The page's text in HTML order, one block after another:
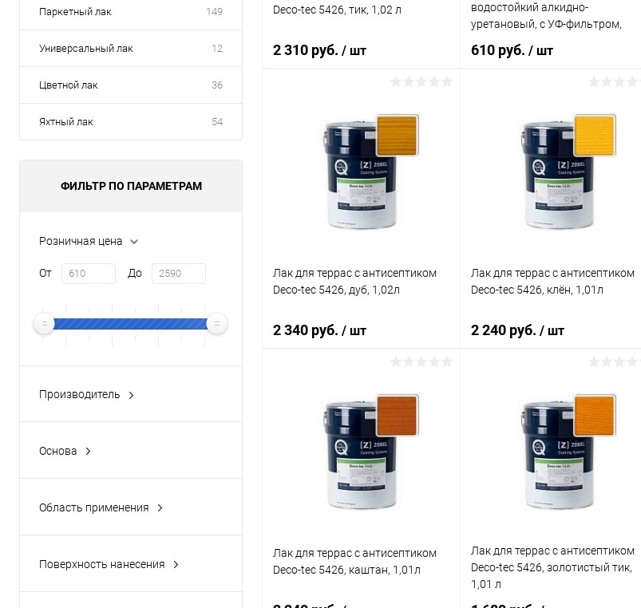
Паркетный лак 149
Универсальный лак 12
Цветной лак 36
Яхтный лак 54
ФИЛЬТР ПО ПАРАМЕТРАМ
Розничная цена
От До
Производитель
Основа
Область применения
Поверхность нанесения
Deco-tec 5426, тик, 1,02 л
2 310 руб. / шт
В корзину
Купить в 1 клик Сравнение
В избранное В наличии
водостойкий алкидно-
уретановый, с УФ-фильтром,
глянец (0,7л)
610 руб. / шт
В корзину
Купить в 1 клик Сравнение
В избранное
Лак для террас c антисептиком
Deco-tec 5426, дуб, 1,02л
2 340 руб. / шт
В корзину
Купить в 1 клик К сравнению
В избранное В наличии
Лак для террас c антисептиком
Deco-tec 5426, клён, 1,01л
2 240 руб. / шт
В корзину
Купить в 1 клик К сравнению
В избранное
Лак для террас c антисептиком
Deco-tec 5426, каштан, 1,01л
Лак для террас c антисептиком
Deco-tec 5426, золотистый тик,
1,01 л